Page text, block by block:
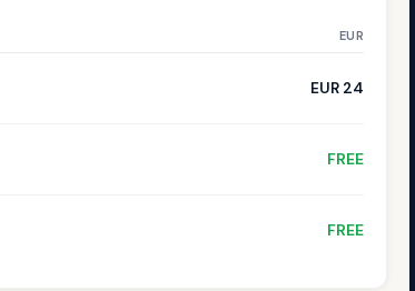
EUR
EUR 24
FREE
FREE